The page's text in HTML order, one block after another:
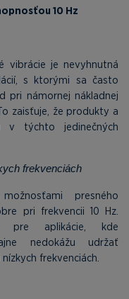
10 Hz
vibrácie je nevyhnutná
s ktorými sa často
pri námornej nákladnej
zaisťuje, že produkty a
týchto jedinečných
frekvenciách
presného
pri frekvencii 10 Hz.
pre aplikácie, kde
nedokážu udržať
frekvenciách.